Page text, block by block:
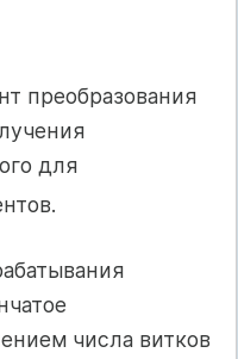
преобразования
для
числа витков